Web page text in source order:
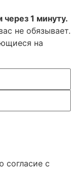
через 1 минуту.
не обязывает.
на
согласие с